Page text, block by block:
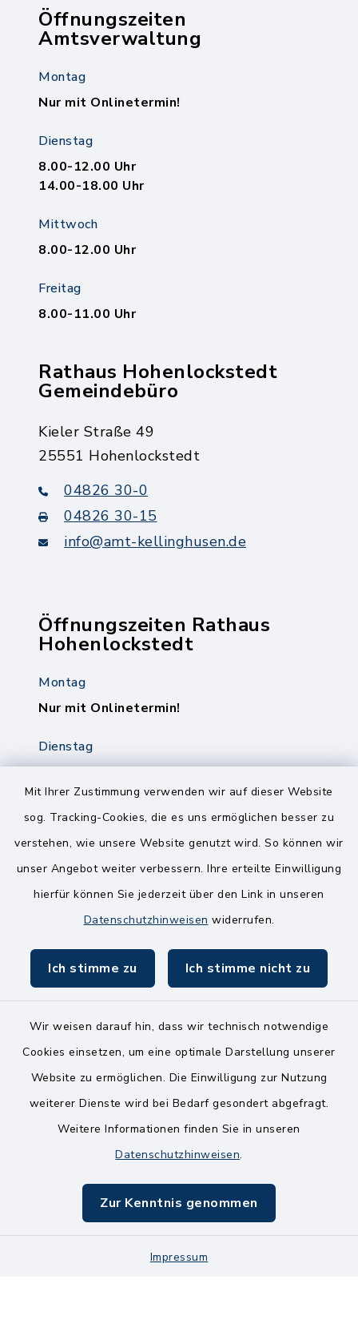
Mit Ihrer Zustimmung verwenden wir auf dieser Website
sog. Tracking-Cookies, die es uns ermöglichen besser zu
verstehen, wie unsere Website genutzt wird. So können wir
unser Angebot weiter verbessern. Ihre erteilte Einwilligung
hierfür können Sie jederzeit über den Link in unseren
Datenschutzhinweisen widerrufen.
Ich stimme zu Ich stimme nicht zu
Wir weisen darauf hin, dass wir technisch notwendige
Cookies einsetzen, um eine optimale Darstellung unserer
Website zu ermöglichen. Die Einwilligung zur Nutzung
weiterer Dienste wird bei Bedarf gesondert abgefragt.
Weitere Informationen finden Sie in unseren
Datenschutzhinweisen.
Zur Kenntnis genommen
Impressum
Öffnungszeiten
Amtsverwaltung
Montag
Nur mit Onlinetermin!
Dienstag
8.00-12.00 Uhr
14.00-18.00 Uhr
Mittwoch
8.00-12.00 Uhr
Freitag
8.00-11.00 Uhr
Rathaus Hohenlockstedt
Gemeindebüro
Kieler Straße 49
25551 Hohenlockstedt
04826 30-0
04826 30-15
info@amt-kellinghusen.de
Öffnungszeiten Rathaus
Hohenlockstedt
Montag
Nur mit Onlinetermin!
Dienstag
8.00-12.00 Uhr
14.00-18.00 Uhr
Freitag
8.00-11.00 Uhr
Kontakt
Barrierefreiheit
Impressum
Sitemap